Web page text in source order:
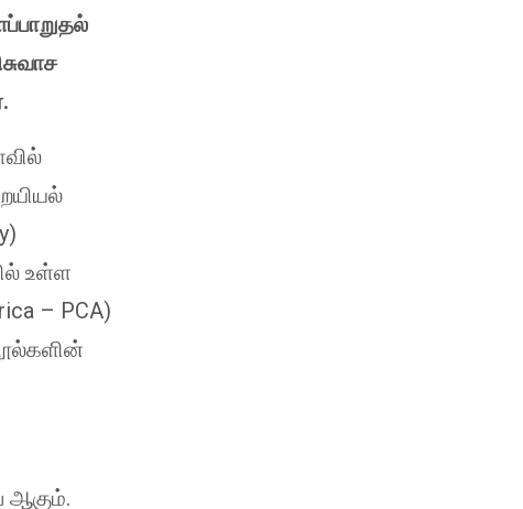
உள்ள
– PCA)
ஆகும்.